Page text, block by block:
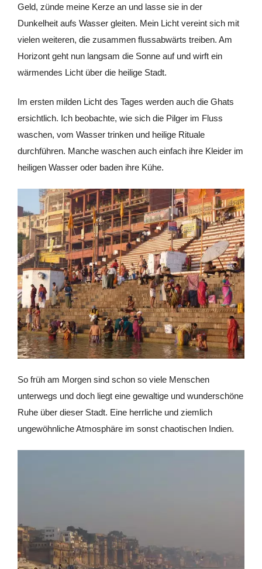
Geld, zünde meine Kerze an und lasse sie in der
Dunkelheit aufs Wasser gleiten. Mein Licht vereint sich mit
vielen weiteren, die zusammen flussabwärts treiben. Am
Horizont geht nun langsam die Sonne auf und wirft ein
wärmendes Licht über die heilige Stadt.
Im ersten milden Licht des Tages werden auch die Ghats
ersichtlich. Ich beobachte, wie sich die Pilger im Fluss
waschen, vom Wasser trinken und heilige Rituale
durchführen. Manche waschen auch einfach ihre Kleider im
heiligen Wasser oder baden ihre Kühe.
So früh am Morgen sind schon so viele Menschen
unterwegs und doch liegt eine gewaltige und wunderschöne
Ruhe über dieser Stadt. Eine herrliche und ziemlich
ungewöhnliche Atmosphäre im sonst chaotischen Indien.